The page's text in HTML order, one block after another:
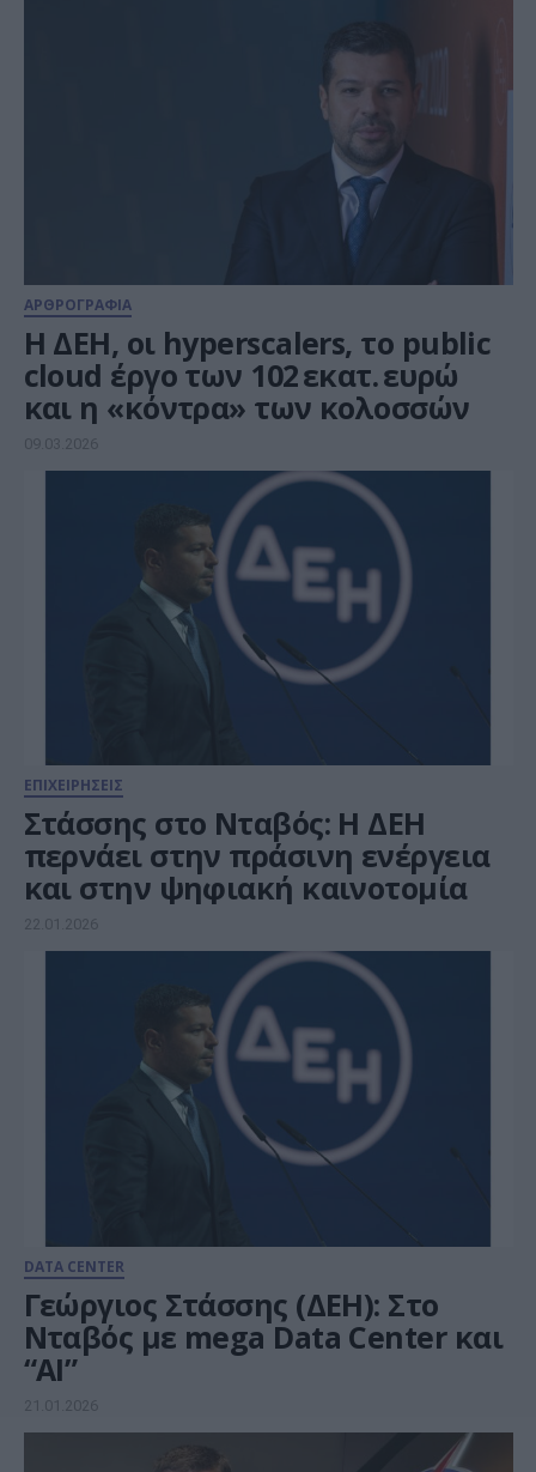
ΑΡΘΡΟΓΡΑΦΙΑ
Η ΔΕΗ, οι hyperscalers, το public
cloud έργο των 102 εκατ. ευρώ
και η «κόντρα» των κολοσσών
09.03.2026
ΕΠΙΧΕΙΡΗΣΕΙΣ
Στάσσης στο Νταβός: H ΔΕΗ
περνάει στην πράσινη ενέργεια
και στην ψηφιακή καινοτομία
22.01.2026
DATA CENTER
Γεώργιος Στάσσης (ΔΕΗ): Στο
Νταβός με mega Data Center και
“AI”
21.01.2026